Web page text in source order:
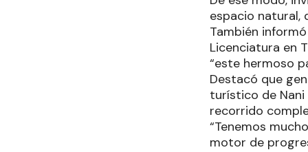
espacio natural,
También
Licenciatura en
“este hermoso
Destacó que
turístico de Nani
recorrido
“Tenemos
motor de